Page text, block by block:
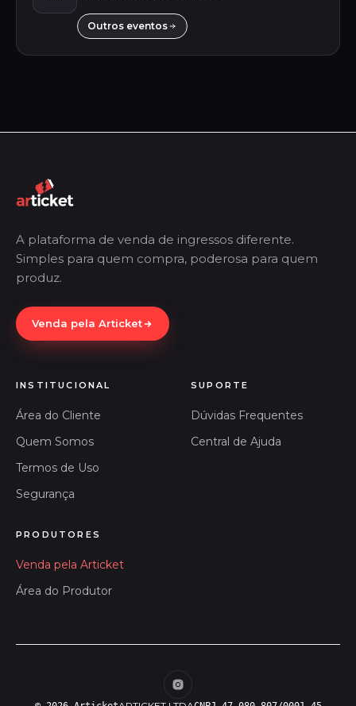
Outros eventos
A plataforma de venda de ingressos diferente.
Simples para quem compra, poderosa para quem
produz.
Venda pela Articket
INSTITUCIONAL
Área do Cliente
Quem Somos
Termos de Uso
Segurança
SUPORTE
Dúvidas Frequentes
Central de Ajuda
PRODUTORES
Venda pela Articket
Área do Produtor